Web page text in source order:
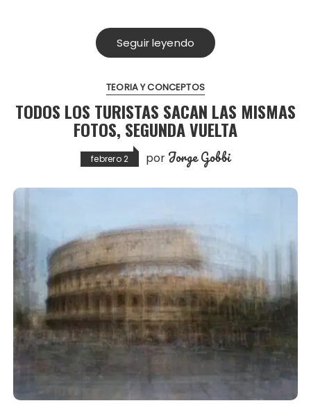
Seguir leyendo
TEORIA Y CONCEPTOS
TODOS LOS TURISTAS SACAN LAS MISMAS
FOTOS, SEGUNDA VUELTA
febrero 2 por Jorge Gobbi